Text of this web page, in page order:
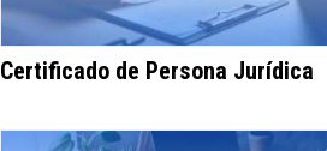
Certificado de Persona Jurídica